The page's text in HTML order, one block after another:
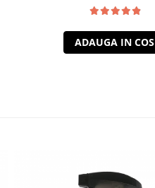
ADAUGA IN COS